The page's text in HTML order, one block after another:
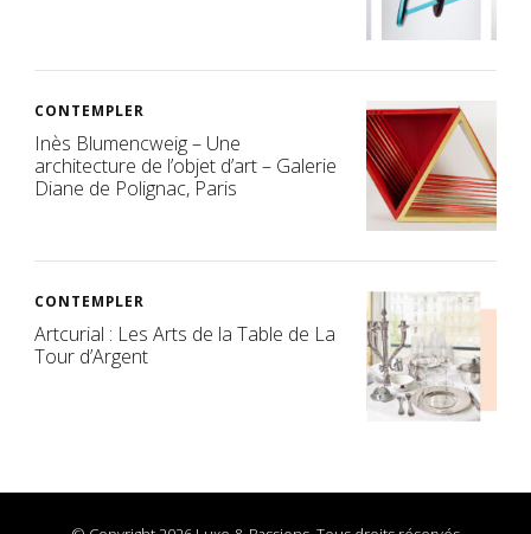
CONTEMPLER
Inès Blumencweig – Une
architecture de l’objet d’art – Galerie
Diane de Polignac, Paris
CONTEMPLER
Artcurial : Les Arts de la Table de La
Tour d’Argent